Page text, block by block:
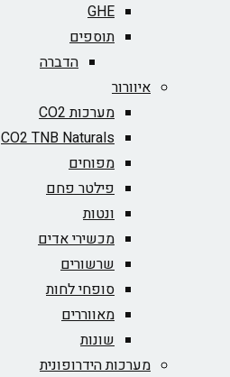
GHE
תוספים
הדברה
איוורור
מערכות CO2
CO2 TNB Naturals
מפוחים
פילטר פחם
ונטות
מכשירי אדים
שרשורים
סופחי לחות
מאווררים
שונות
מערכות הידרופונית